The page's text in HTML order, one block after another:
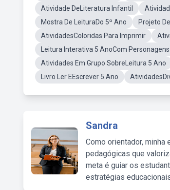
Atividade DeLiteratura Infantil
Mostra De LeituraDo 5º Ano
Projeto
AtividadesColoridas Para Imprimir
Leitura Interativa 5 AnoCom Personagens
Atividades Em Grupo SobreLeitura 5 Ano
Livro Ler EEscrever 5 Ano
Sandra
Como orientador,
pedagógicas que
meta é guiar os
estratégias